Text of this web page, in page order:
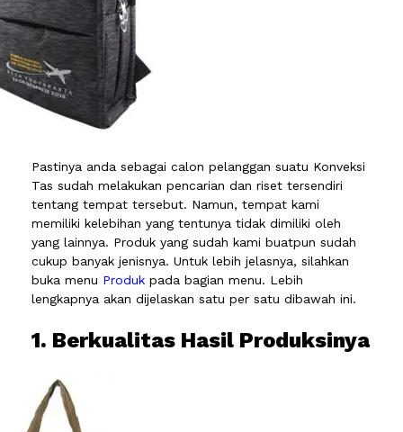
Pastinya anda sebagai calon pelanggan suatu Konveksi
Tas sudah melakukan pencarian dan riset tersendiri
tentang tempat tersebut. Namun, tempat kami
memiliki kelebihan yang tentunya tidak dimiliki oleh
yang lainnya. Produk yang sudah kami buatpun sudah
cukup banyak jenisnya. Untuk lebih jelasnya, silahkan
buka menu Produk pada bagian menu. Lebih
lengkapnya akan dijelaskan satu per satu dibawah ini.
1. Berkualitas Hasil Produksinya